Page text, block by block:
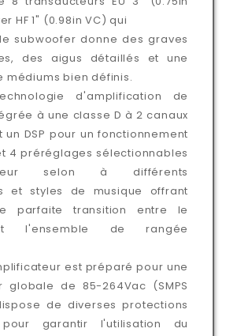
HF 1" (0.98in VC) qui
subwoofer donne des graves
des aigus détaillés et une
médiums bien définis.
d'amplification de
à une classe D à 2 canaux
DSP pour un fonctionnement
4 préréglages sélectionnables
selon à différents
et styles de musique offrant
parfaite transition entre le
l'ensemble de rangée
est préparé pour une
globale de 85-264Vac (SMPS
de diverses protections
pour garantir l'utilisation du